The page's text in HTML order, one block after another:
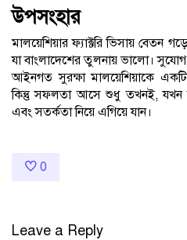
উপসংহার
মালয়েশিয়ার ফ্যাক্টরি ভিসায়
যা বাংলাদেশের তুলনায় ভালো। সুযোগ-
আইনগত সুরক্ষা মালয়েশিয়াকে
কিন্তু সফলতা আসে শুধু তখনই,
এবং সতর্কতা নিয়ে এগিয়ে যান।
0
Leave a Reply